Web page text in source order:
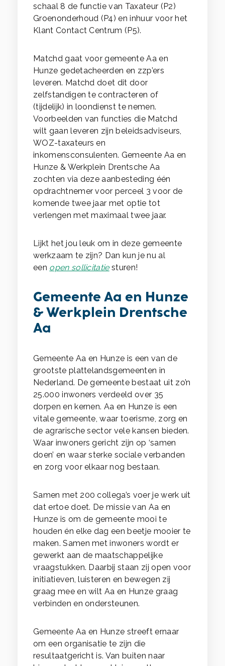
schaal 8 de functie van Taxateur (P2)
Groenonderhoud (P4) en inhuur voor het
Klant Contact Centrum (P5).
Matchd gaat voor gemeente Aa en
Hunze gedetacheerden en zzp’ers
leveren. Matchd doet dit door
zelfstandigen te contracteren of
(tijdelijk) in loondienst te nemen.
Voorbeelden van functies die Matchd
wilt gaan leveren zijn beleidsadviseurs,
WOZ-taxateurs en
inkomensconsulenten. Gemeente Aa en
Hunze & Werkplein Drentsche Aa
zochten via deze aanbesteding één
opdrachtnemer voor perceel 3 voor de
komende twee jaar met optie tot
verlengen met maximaal twee jaar.
Lijkt het jou leuk om in deze gemeente
werkzaam te zijn? Dan kun je nu al
een open sollicitatiesturen!
Gemeente Aa en Hunze
& Werkplein Drentsche
Aa
Gemeente Aa en Hunze is een van de
grootste plattelandsgemeenten in
Nederland. De gemeente bestaat uit zo’n
25.000 inwoners verdeeld over 35
dorpen en kernen. Aa en Hunze is een
vitale gemeente, waar toerisme, zorg en
de agrarische sector vele kansen bieden.
Waar inwoners gericht zijn op ‘samen
doen’ en waar sterke sociale verbanden
en zorg voor elkaar nog bestaan.
Samen met 200 collega’s voer je werk uit
dat ertoe doet. De missie van Aa en
Hunze is om de gemeente mooi te
houden én elke dag een beetje mooier te
maken. Samen met inwoners wordt er
gewerkt aan de maatschappelijke
vraagstukken. Daarbij staan zij open voor
initiatieven, luisteren en bewegen zij
graag mee en wilt Aa en Hunze graag
verbinden en ondersteunen.
Gemeente Aa en Hunze streeft ernaar
om een organisatie te zijn die
resultaatgericht is. Van buiten naar